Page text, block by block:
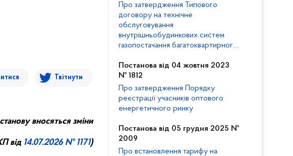
Твітнути
вносяться зміни
від 14.07.2026 № 1171)
Про затвердження Типового
договору на технічне
обслуговування
внутрішньобудинкових систем
газопостачання багатоквартирного
Кодексу газорозподільних систем
Постанова від 04 жовтня 2023
№ 1812
Про затвердження Порядку
реєстрації учасників оптового
енергетичного ринку
Постанова від 05 грудня 2025 №
2009
Про встановлення тарифу на